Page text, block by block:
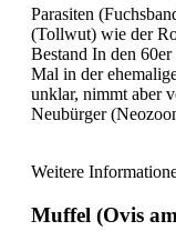
Parasiten
(Tollwut) wie der
Bestand In den
Mal in der
unklar, nimmt aber
Neubürger
Weitere
Muffel (Ovis